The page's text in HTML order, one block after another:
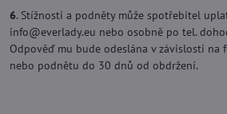
6. Stížnosti a podněty může spotřebitel
info​@everlady​.eu nebo osobně po tel.
Odpověď mu bude odeslána v závislosti na
nebo podnětu do 30 dnů od obdržení.